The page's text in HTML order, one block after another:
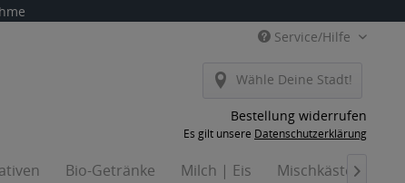
Service/Hilfe
Wähle Deine Stadt!
Bestellung widerrufen
Es gilt unsere Datenschutzerklärung
Bio-Getränke Milch | Eis Mischkästen
